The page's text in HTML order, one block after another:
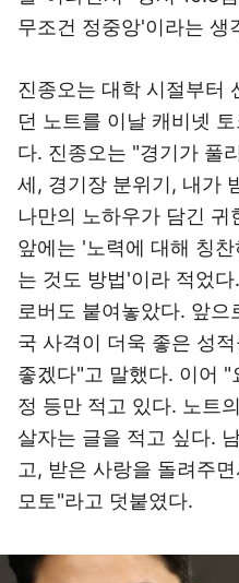
무조건 정중앙'이라는 생
진종오는 대학 시절부터
던 노트를 이날 캐비넷
다. 진종오는 "경기가 풀
세, 경기장 분위기, 내가
나만의 노하우가 담긴
앞에는 '노력에 대해 칭
는 것도 방법'이라 적었
로버도 붙여놓았다. 앞
국 사격이 더욱 좋은 성
좋겠다"고 말했다. 이어 "
정 등만 적고 있다. 노트
살자는 글을 적고 싶다.
고, 받은 사랑을 돌려주
모토"라고 덧붙였다.